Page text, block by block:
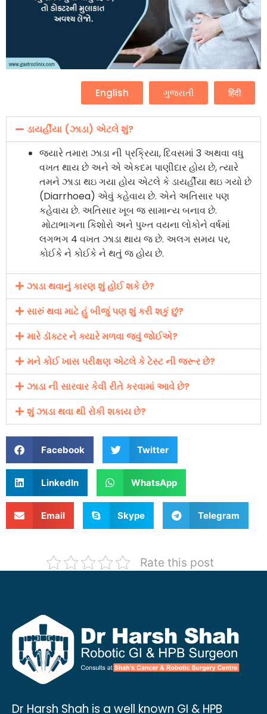
English ગુજરાતી हिंदी
ડાયર્હીયા (ઝાડા) એટલે શું?
જ્યારે તમારા ઝાડા ની પ્રક્રિયા, દિવસમાં 3 અથવા વધુ
વખત થાય છે અને એ એકદમ પાણીદાર હોય છે, ત્યારે
તમને ઝાડા થઇ ગયા હોય એટલે કે ડાયર્હીયા થઇ ગયો છે
(Diarrhoea) એવું કહેવાય છે. એને અતિસાર પણ
કહેવાય છે. અતિસાર ખૂબ જ સામાન્ય બનાવ છે.
મોટાભાગના કિશોરો અને પુખ્ત વયના લોકોને વર્ષમાં
લગભગ 4 વખત ઝાડા થાય જ છે. અલગ સમય પર,
કોઈકે ને કોઈકે ને થતું જ હોય છે.
ઝાડા થવાનું કારણ શું હોઈ શકે છે?
સારું થવા માટે હું બીજું પણ શું કરી શકું છું?
મારે ડૉક્ટર ને ક્યારે મળવા જવું જોઈએ?
મને કોઈ ખાસ પરીક્ષણ એટલે કે ટેસ્ટ ની જરૂર છે?
ઝાડા ની સારવાર કેવી રીતે કરવામાં આવે છે?
શું ઝાડા થવા થી રોકી શકાય છે?
Facebook Twitter
LinkedIn WhatsApp
Email Skype Telegram
Rate this post
Dr Harsh Shah is a well known GI & HPB